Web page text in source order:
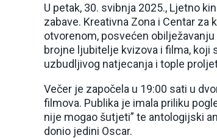
U petak, 30. svibnja 2025., Ljetno
zabave. Kreativna Zona i Centar
otvorenom, posvećen
brojne ljubitelje kvizova i filma, koji
uzbudljivog natjecanja i tople
Večer je započela u 19:00 sati u
filmova. Publika je imala priliku
nije mogao šutjeti” te antologijski
donio jedini Oscar.